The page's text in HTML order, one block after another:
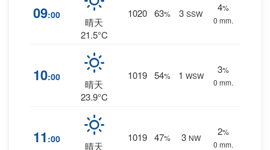
09:00
晴天
21.5°C
1020 63% 3 SSW
4%
0 mm.
10:00
晴天
23.9°C
1019 54% 1 WSW
3%
0 mm.
11 :00
晴天
1019 47% 3 NW
2%
0 mm.